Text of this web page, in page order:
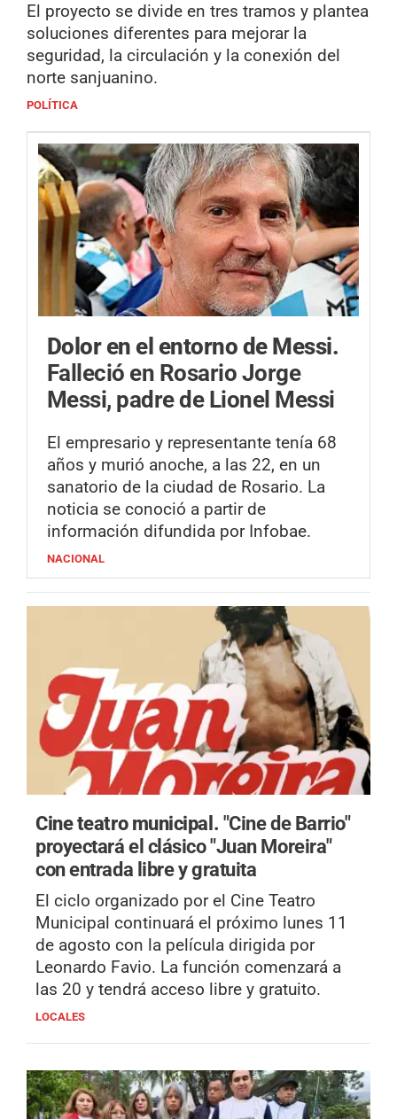
El proyecto se divide en tres tramos y plantea
soluciones diferentes para mejorar la
seguridad, la circulación y la conexión del
norte sanjuanino.
POLÍTICA
Dolor en el entorno de Messi.
Falleció en Rosario Jorge
Messi, padre de Lionel Messi
El empresario y representante tenía 68
años y murió anoche, a las 22, en un
sanatorio de la ciudad de Rosario. La
noticia se conoció a partir de
información difundida por Infobae.
NACIONAL
Cine teatro municipal. "Cine de Barrio"
proyectará el clásico "Juan Moreira"
con entrada libre y gratuita
El ciclo organizado por el Cine Teatro
Municipal continuará el próximo lunes 11
de agosto con la película dirigida por
Leonardo Favio. La función comenzará a
las 20 y tendrá acceso libre y gratuito.
LOCALES